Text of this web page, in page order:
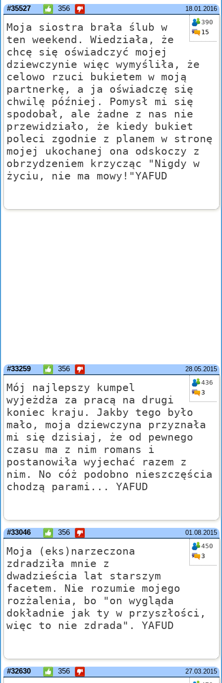
18.01.2016
#35527 356
390
15
Moja siostra brała ślub w
ten weekend. Wiedziała, że
chcę się oświadczyć mojej
dziewczynie więc wymyśliła, że
celowo rzuci bukietem w moją
partnerkę, a ja oświadczę się
chwilę później. Pomysł mi się
spodobał, ale żadne z nas nie
przewidziało, że kiedy bukiet
poleci zgodnie z planem w stronę
mojej ukochanej ona odskoczy z
obrzydzeniem krzycząc "Nigdy w
życiu, nie ma mowy!"YAFUD
28.05.2015
#33259 356
436
3
Mój najlepszy kumpel
wyjeżdża za pracą na drugi
koniec kraju. Jakby tego było
mało, moja dziewczyna przyznała
mi się dzisiaj, że od pewnego
czasu ma z nim romans i
postanowiła wyjechać razem z
nim. No cóż podobno nieszczęścia
chodzą parami... YAFUD
01.08.2015
#33046 356
450
3
Moja (eks)narzeczona
zdradziła mnie z
dwadzieścia lat starszym
facetem. Nie rozumie mojego
rozżalenia, bo "on wygląda
dokładnie jak ty w przyszłości,
więc to nie zdrada". YAFUD
27.03.2015
#32630 356